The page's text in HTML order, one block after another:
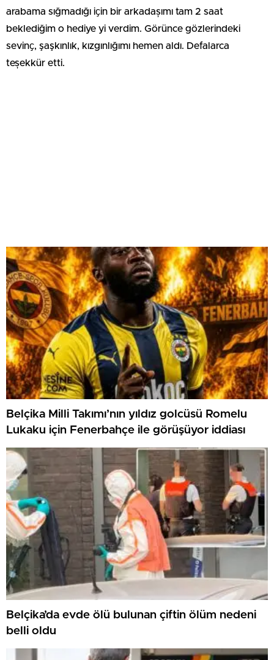
arabama sığmadığı iҫin bir arkadașımı tam 2 saat
beklediğim o hediye yi verdim. Görünce gözlerindeki
sevinҫ, şaşkınlık, kızgınlığımı hemen aldı. Defalarca
teșekkür etti.
Belçika Milli Takımı’nın yıldız golcüsü Romelu
Lukaku için Fenerbahçe ile görüşüyor iddiası
Belçika’da evde ölü bulunan çiftin ölüm nedeni
belli oldu